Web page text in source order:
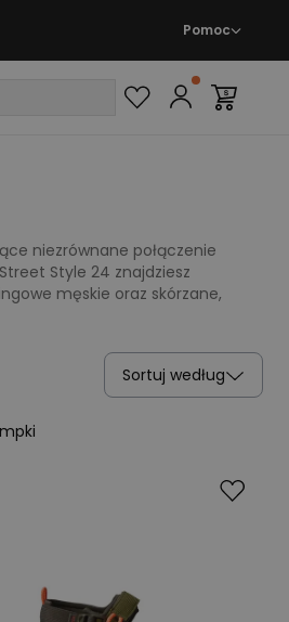
Pomoc
niezrównane połączenie
Style 24 znajdziesz
męskie oraz skórzane,
Sortuj według